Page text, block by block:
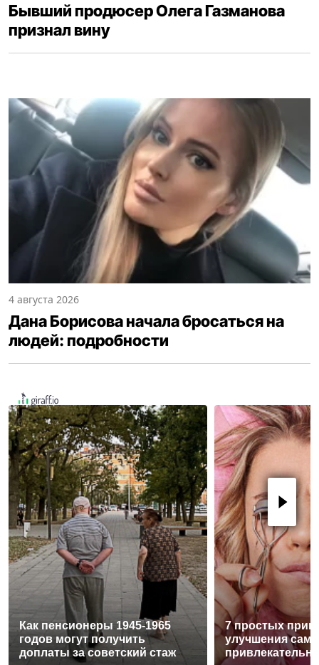
Бывший продюсер Олега Газманова
признал вину
4 августа 2026
Дана Борисова начала бросаться на
людей: подробности
Как пенсионеры 1945-1965
годов могут получить
доплаты за советский стаж
7 простых
улучшения